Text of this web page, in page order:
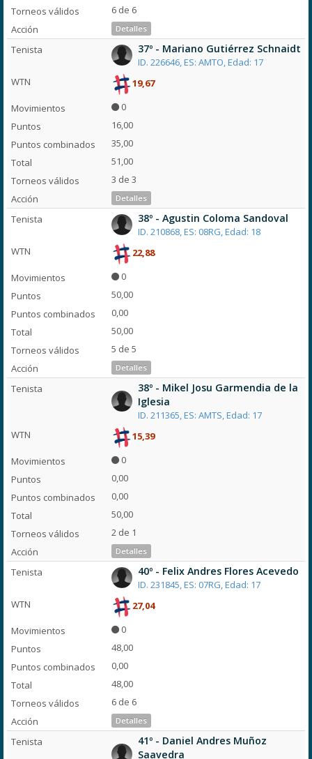
6 de 6
Detalles
37º - Mariano Gutiérrez Schnaidt
ID. 226646, ES: AMTO, Edad: 17
19,67
0
16,00
35,00
51,00
3 de 3
Detalles
38º - Agustin Coloma Sandoval
ID. 210868, ES: 08RG, Edad: 18
22,88
0
50,00
0,00
50,00
5 de 5
Detalles
38º - Mikel Josu Garmendia de la
Iglesia
ID. 211365, ES: AMTS, Edad: 17
15,39
0
0,00
0,00
50,00
2 de 1
Detalles
40º - Felix Andres Flores Acevedo
ID. 231845, ES: 07RG, Edad: 17
27,04
0
48,00
0,00
48,00
6 de 6
Detalles
41º - Daniel Andres Muñoz
Saavedra